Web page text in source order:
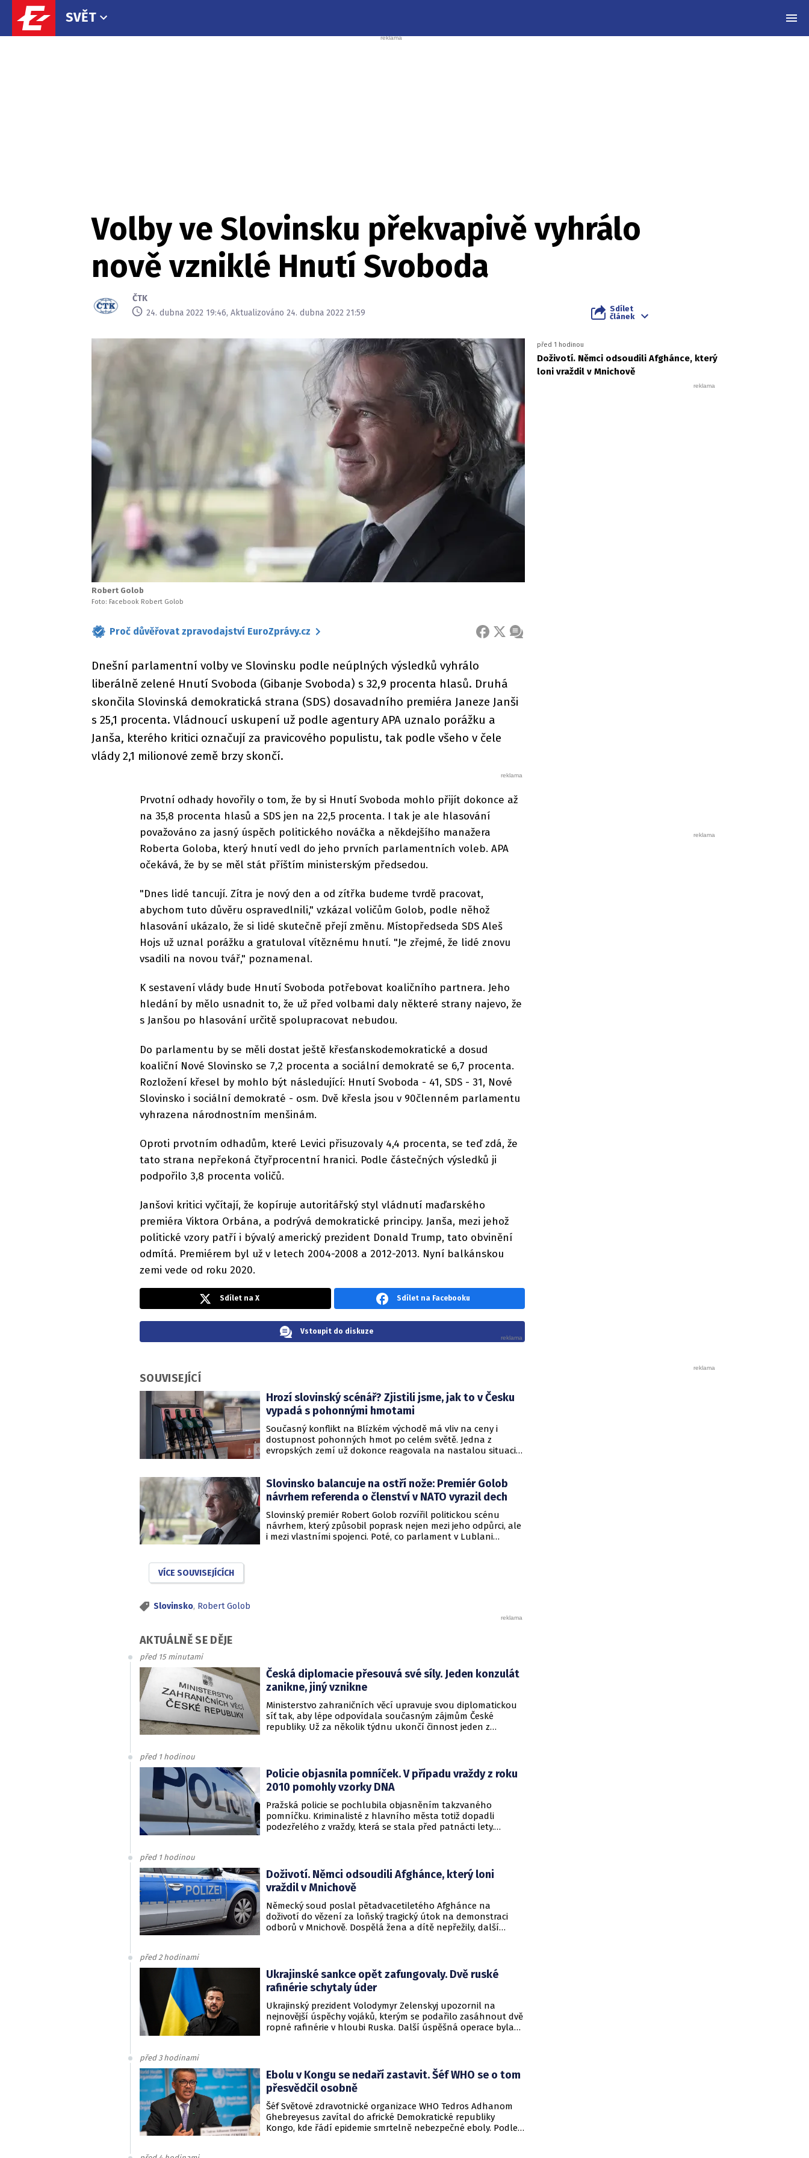
SVĚT
Volby ve Slovinsku překvapivě vyhrálo
nově vzniklé Hnutí Svoboda
ČTK
24. dubna 2022 19:46, Aktualizováno 24. dubna 2022 21:59
Sdílet
článek
Robert Golob
Foto: Facebook Robert Golob
Proč důvěřovat zpravodajství EuroZprávy.cz FACEBOOK
X ZPRÁVA
Dnešní parlamentní volby ve Slovinsku podle neúplných výsledků vyhrálo
liberálně zelené Hnutí Svoboda (Gibanje Svoboda) s 32,9 procenta hlasů. Druhá
skončila Slovinská demokratická strana (SDS) dosavadního premiéra Janeze Janši
s 25,1 procenta. Vládnoucí uskupení už podle agentury APA uznalo porážku a
Janša, kterého kritici označují za pravicového populistu, tak podle všeho v čele
vlády 2,1 milionové země brzy skončí.
Prvotní odhady hovořily o tom, že by si Hnutí Svoboda mohlo přijít dokonce až
na 35,8 procenta hlasů a SDS jen na 22,5 procenta. I tak je ale hlasování
považováno za jasný úspěch politického nováčka a někdejšího manažera
Roberta Goloba, který hnutí vedl do jeho prvních parlamentních voleb. APA
očekává, že by se měl stát příštím ministerským předsedou.
"Dnes lidé tancují. Zítra je nový den a od zítřka budeme tvrdě pracovat,
abychom tuto důvěru ospravedlnili," vzkázal voličům Golob, podle něhož
hlasování ukázalo, že si lidé skutečně přejí změnu. Místopředseda SDS Aleš
Hojs už uznal porážku a gratuloval vítěznému hnutí. "Je zřejmé, že lidé znovu
vsadili na novou tvář," poznamenal.
K sestavení vlády bude Hnutí Svoboda potřebovat koaličního partnera. Jeho
hledání by mělo usnadnit to, že už před volbami daly některé strany najevo, že
s Janšou po hlasování určitě spolupracovat nebudou.
Do parlamentu by se měli dostat ještě křesťanskodemokratické a dosud
koaliční Nové Slovinsko se 7,2 procenta a sociální demokraté se 6,7 procenta.
Rozložení křesel by mohlo být následující: Hnutí Svoboda - 41, SDS - 31, Nové
Slovinsko i sociální demokraté - osm. Dvě křesla jsou v 90členném parlamentu
vyhrazena národnostním menšinám.
Oproti prvotním odhadům, které Levici přisuzovaly 4,4 procenta, se teď zdá, že
tato strana nepřekoná čtyřprocentní hranici. Podle částečných výsledků ji
podpořilo 3,8 procenta voličů.
Janšovi kritici vyčítají, že kopíruje autoritářský styl vládnutí maďarského
premiéra Viktora Orbána, a podrývá demokratické principy. Janša, mezi jehož
politické vzory patří i bývalý americký prezident Donald Trump, tato obvinění
odmítá. Premiérem byl už v letech 2004-2008 a 2012-2013. Nyní balkánskou
zemi vede od roku 2020.
před 1 hodinou
Doživotí. Němci odsoudili Afghánce, který
loni vraždil v Mnichově
Sdílet na X Sdílet na Facebooku
Vstoupit do diskuze
SOUVISEJÍCÍ
Hrozí slovinský scénář? Zjistili jsme, jak to v Česku
vypadá s pohonnými hmotami
Současný konflikt na Blízkém východě má vliv na ceny i
dostupnost pohonných hmot po celém světě. Jedna z
evropských zemí už dokonce reagovala na nastalou situaci
scénář nehrozí i v Česku.
Slovinsko balancuje na ostří nože: Premiér Golob
návrhem referenda o členství v NATO vyrazil dech
Slovinský premiér Robert Golob rozvířil politickou scénu
návrhem, který způsobil poprask nejen mezi jeho odpůrci, ale
i mezi vlastními spojenci. Poté, co parlament v Lublani
VÍCE SOUVISEJÍCÍCH
Slovinsko, Robert Golob
AKTUÁLNĚ SE DĚJE
před 15 minutami
Česká diplomacie přesouvá své síly. Jeden konzulát
zanikne, jiný vznikne
Ministerstvo zahraničních věcí upravuje svou diplomatickou
síť tak, aby lépe odpovídala současným zájmům České
republiky. Už za několik týdnu ukončí činnost jeden z
před 1 hodinou
Policie objasnila pomníček. V případu vraždy z roku
2010 pomohly vzorky DNA
Pražská policie se pochlubila objasněním takzvaného
pomníčku. Kriminalisté z hlavního města totiž dopadli
podezřelého z vraždy, která se stala před patnácti lety.
před 1 hodinou
Doživotí. Němci odsoudili Afghánce, který loni
vraždil v Mnichově
Německý soud poslal pětadvacetiletého Afghánce na
doživotí do vězení za loňský tragický útok na demonstraci
odborů v Mnichově. Dospělá žena a dítě nepřežily, další
před 2 hodinami
Ukrajinské sankce opět zafungovaly. Dvě ruské
rafinérie schytaly úder
Ukrajinský prezident Volodymyr Zelenskyj upozornil na
nejnovější úspěchy vojáků, kterým se podařilo zasáhnout dvě
ropné rafinérie v hloubi Ruska. Další úspěšná operace byla
před 3 hodinami
Ebolu v Kongu se nedaří zastavit. Šéf WHO se o tom
přesvědčil osobně
Šéf Světové zdravotnické organizace WHO Tedros Adhanom
Ghebreyesus zavítal do africké Demokratické republiky
Kongo, kde řádí epidemie smrtelně nebezpečné eboly. Podle